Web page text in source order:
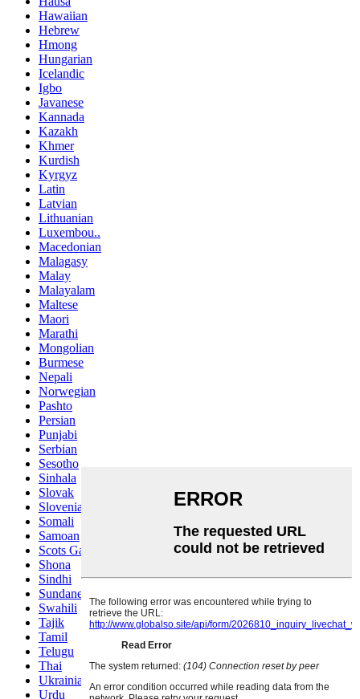
Hawaiian
Hebrew
Hmong
Hungarian
Icelandic
Igbo
Javanese
Kannada
Kazakh
Khmer
Kurdish
Kyrgyz
Latin
Latvian
Lithuanian
Luxembou..
Macedonian
Malagasy
Malay
Malayalam
Maltese
Maori
Marathi
Mongolian
Burmese
Nepali
Norwegian
Pashto
Persian
Punjabi
Serbian
Sesotho
Sinhala
Slovak
Slovenian
Somali
Samoan
Scots Gaelic
Shona
Sindhi
Sundanese
Swahili
Tajik
Tamil
Telugu
Thai
Ukrainian
Urdu